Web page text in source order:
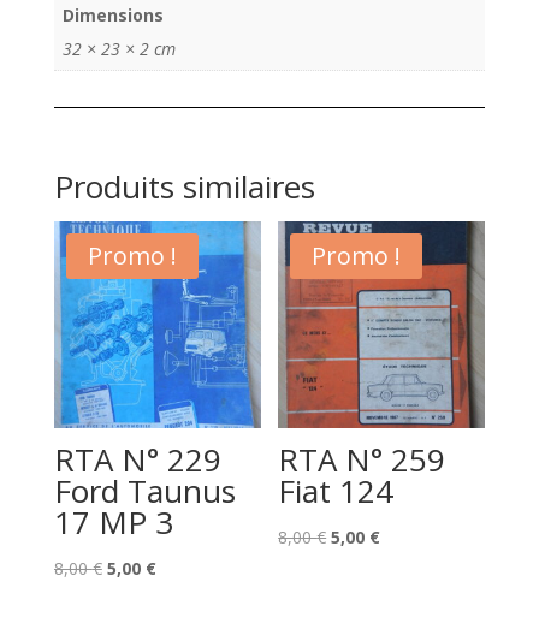
Dimensions
32 × 23 × 2 cm
Produits similaires
Promo !
RTA N° 229
Ford Taunus
17 MP 3
8,00€ Le
5,00 €Le
Promo !
RTA N° 259
Fiat 124
8,00€ Le
5,00 €Le